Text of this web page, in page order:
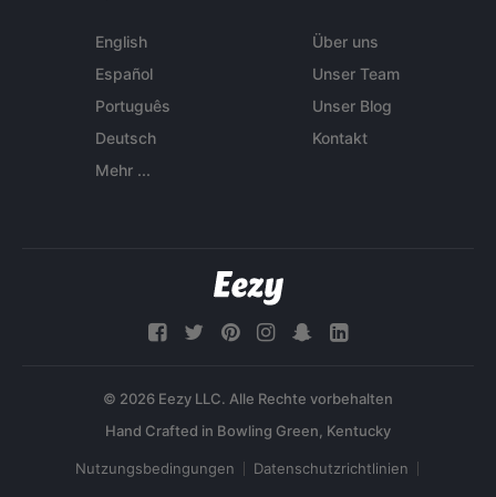
English
Español
Português
Deutsch
Mehr ...
Über uns
Unser Team
Unser Blog
Kontakt
© 2026 Eezy LLC. Alle Rechte vorbehalten
Nutzungsbedingungen Datenschutzrichtlinien